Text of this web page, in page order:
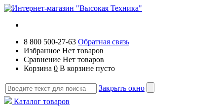
8 800 500-27-63 Обратная связь
Избранное Нет товаров
Сравнение Нет товаров
Корзина 0 В корзине пусто
Закрыть окно
Каталог товаров